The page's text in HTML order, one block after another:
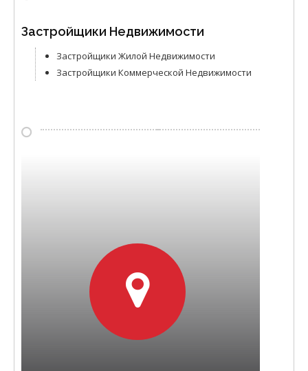
Застройщики Недвижимости
Застройщики Жилой Недвижимости
Застройщики Коммерческой Недвижимости